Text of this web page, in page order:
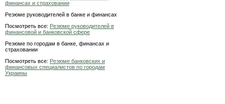
финансах и страховании
Резюме руководителей в банке и финансах
Посмотреть все: Резюме руководителей в
финансовой и банковской сфере
Резюме по городам в банке, финансах и
страховании
Посмотреть все: Резюме банковских и
финансовых специалистов по городам
Украины